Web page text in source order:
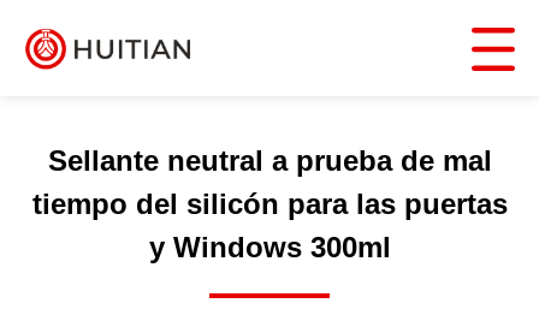
Sellante neutral a prueba de mal
tiempo del silicón para las puertas
y Windows 300ml